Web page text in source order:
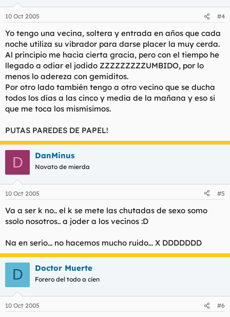
10 Oct 2005 #4
Yo tengo una vecina, soltera y entrada en años que cada
noche utiliza su vibrador para darse placer la muy cerda.
Al principio me hacia cierta gracia, pero con el tiempo he
llegado a odiar el jodido ZZZZZZZZZUMBIDO, por lo
menos lo adereza con gemiditos.
Por otro lado también tengo a otro vecino que se ducha
todos los días a las cinco y media de la mañana y eso si
que me toca los mismísimos.
PUTAS PAREDES DE PAPEL!
D DanMinus
Novato de mierda
10 Oct 2005 #5
Va a ser k no.. el k se mete las chutadas de sexo somo
ssolo nosotros.. a joder a los vecinos :D
Na en serio... no hacemos mucho ruido... X DDDDDDD
D Doctor Muerte
Forero del todo a cien
10 Oct 2005 #6